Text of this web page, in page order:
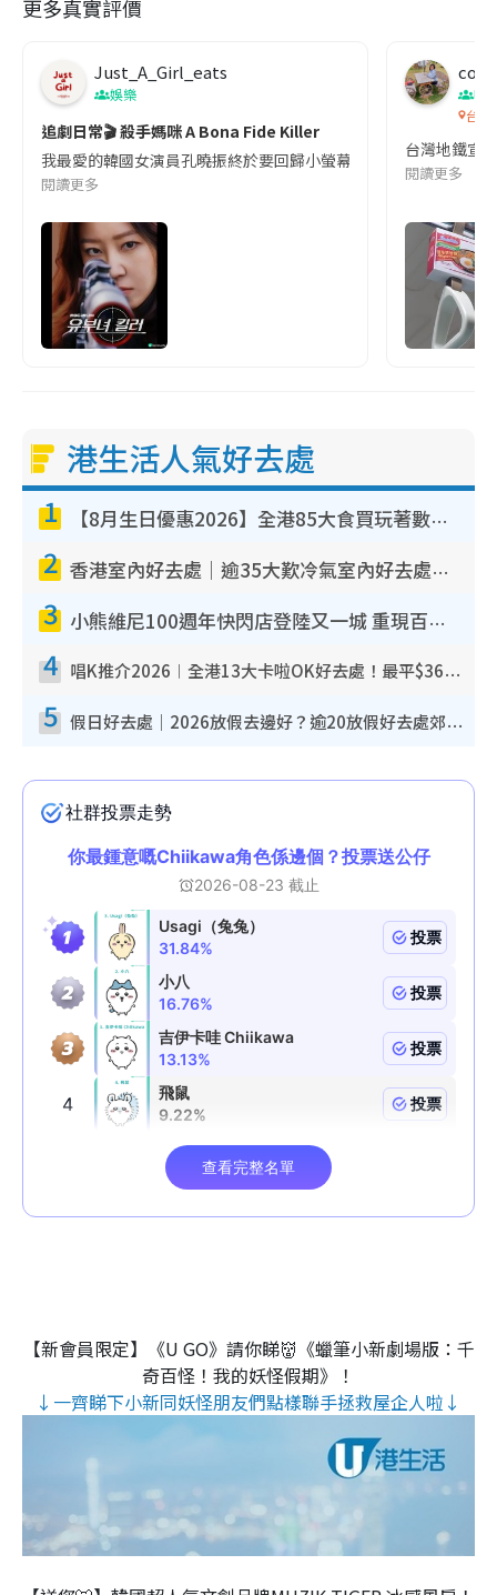
更多真實評價
Just_A_Girl_eats
娛樂
追劇日常🎬 殺手媽咪 A Bona Fide Killer
我最愛的韓國女演員孔曉振終於要回歸小螢幕啦!這次的劇本改編
閱讀更多
co
吹
台灣
台灣地鐵宣
閱讀更多
港生活人氣好去處
1 【8月生日優惠2026】全港85大食買玩著數攻略 自助餐/火鍋放題同行免費＋誠品/DONKI送現金券
2 香港室內好去處｜逾35大歎冷氣室內好去處推介 室內活動免費避雨無懼落雨
3 小熊維尼100週年快閃店登陸又一城 重現百畝森林經典場景／獨家限定盲盒登場／專屬DIY香水
4 唱K推介2026︱全港13大卡啦OK好去處！最平$36起 日文K都有！(附地址+收費詳情)
5 假日好去處｜2026放假去邊好？逾20放假好去處郊外/秘景 休閒半日或一日遊
【新會員限定】《U GO》請你睇👹《蠟筆小新劇場版：千
奇百怪！我的妖怪假期》！
↓一齊睇下小新同妖怪朋友們點樣聯手拯救屋企人啦↓